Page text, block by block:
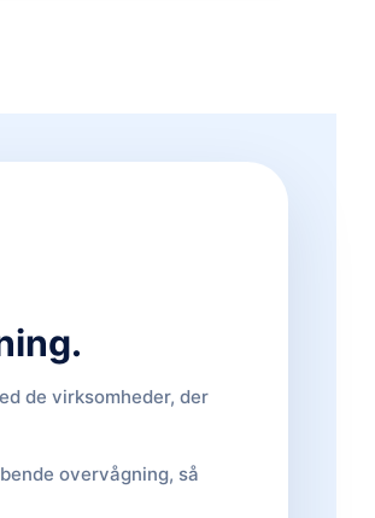
de virksomheder, der
overvågning, så